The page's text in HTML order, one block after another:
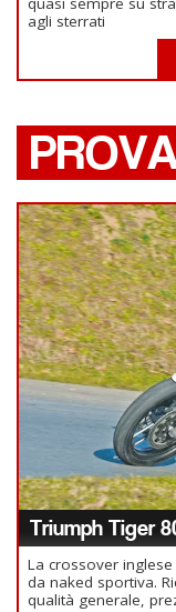
agli sterrati
Triumph Tiger
La crossover
da naked sportiva.
qualità generale,